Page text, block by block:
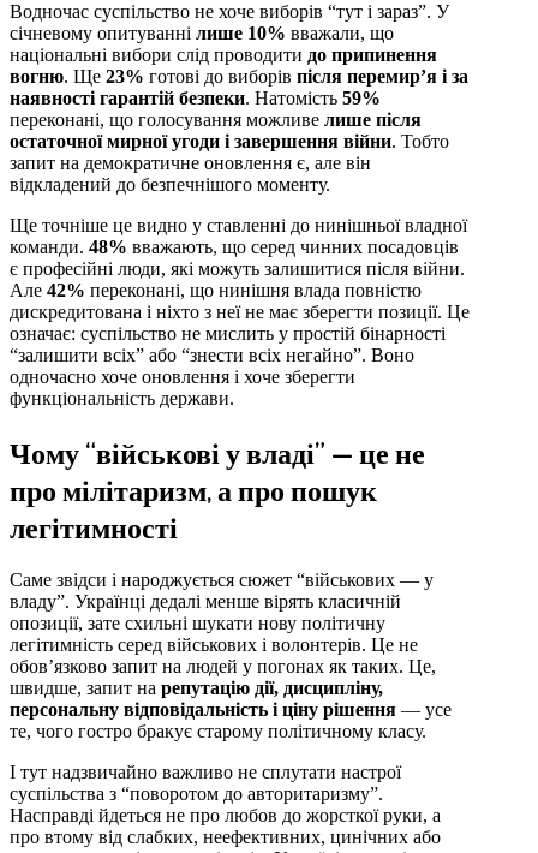
Водночас суспільство не хоче виборів “тут і зараз”. У
січневому опитуванні лише 10% вважали, що
національні вибори слід проводити до припинення
вогню. Ще 23% готові до виборів після перемир’я і за
наявності гарантій безпеки. Натомість 59%
переконані, що голосування можливе лише після
остаточної мирної угоди і завершення війни. Тобто
запит на демократичне оновлення є, але він
відкладений до безпечнішого моменту.
Ще точніше це видно у ставленні до нинішньої владної
команди. 48% вважають, що серед чинних посадовців
є професійні люди, які можуть залишитися після війни.
Але 42% переконані, що нинішня влада повністю
дискредитована і ніхто з неї не має зберегти позиції. Це
означає: суспільство не мислить у простій бінарності
“залишити всіх” або “знести всіх негайно”. Воно
одночасно хоче оновлення і хоче зберегти
функціональність держави.
Чому “військові у владі” — це не
про мілітаризм, а про пошук
легітимності
Саме звідси і народжується сюжет “військових — у
владу”. Українці дедалі менше вірять класичній
опозиції, зате схильні шукати нову політичну
легітимність серед військових і волонтерів. Це не
обов’язково запит на людей у погонах як таких. Це,
швидше, запит на репутацію дії, дисципліну,
персональну відповідальність і ціну рішення — усе
те, чого гостро бракує старому політичному класу.
І тут надзвичайно важливо не сплутати настрої
суспільства з “поворотом до авторитаризму”.
Насправді йдеться не про любов до жорсткої руки, а
про втому від слабких, неефективних, цинічних або